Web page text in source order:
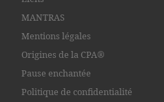
MANTRAS
Mentions légales
Origines de la CPA®
Pause enchantée
Politique de confidentialité